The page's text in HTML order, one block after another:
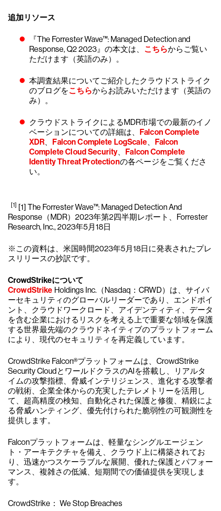
追加リソース
『The Forrester Wave™: Managed Detection and
Response, Q2 2023』の本文は、 こちらからご覧い
ただけます（英語のみ）。
本調査結果についてご紹介したクラウドストライク
のブログをこちらからお読みいただけます（英語の
み）。
クラウドストライクによるMDR市場での最新のイノ
ベーションについての詳細は、 Falcon Complete
XDR、Falcon Complete LogScale、 Falcon
Complete Cloud Security、Falcon Complete
Identity Threat Protectionの各ページをご覧くださ
い。
[1] [1] The Forrester Wave™: Managed Detection And
Response（MDR）2023年第2四半期レポート、Forrester
Research, Inc., 2023年5月18日
※この資料は、米国時間2023年5月18日に発表されたプレ
スリリースの抄訳です。
CrowdStrikeについて
CrowdStrike Holdings Inc.（Nasdaq：CRWD）は、サイバ
ーセキュリティのグローバルリーダーであり、エンドポイ
ント、クラウドワークロード、アイデンティティ、データ
を含む企業におけるリスクを考える上で重要な領域を保護
する世界最先端のクラウドネイティブのプラットフォーム
により、現代のセキュリティを再定義しています。
CrowdStrike Falcon®プラットフォームは、CrowdStrike
Security CloudとワールドクラスのAIを搭載し、リアルタ
イムの攻撃指標、脅威インテリジェンス、進化する攻撃者
の戦術、企業全体からの充実したテレメトリーを活用し
て、超高精度の検知、自動化された保護と修復、精鋭によ
る脅威ハンティング、優先付けられた脆弱性の可観測性を
提供します。
Falconプラットフォームは、軽量なシングルエージェン
ト・アーキテクチャを備え、クラウド上に構築されてお
り、迅速かつスケーラブルな展開、優れた保護とパフォー
マンス、複雑さの低減、短期間での価値提供を実現しま
す。
CrowdStrike： We Stop Breaches